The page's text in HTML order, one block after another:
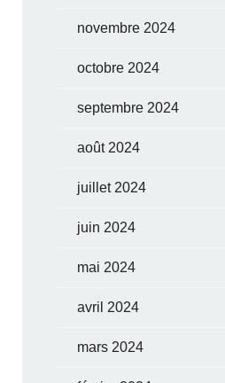
novembre 2024
octobre 2024
septembre 2024
août 2024
juillet 2024
juin 2024
mai 2024
avril 2024
mars 2024